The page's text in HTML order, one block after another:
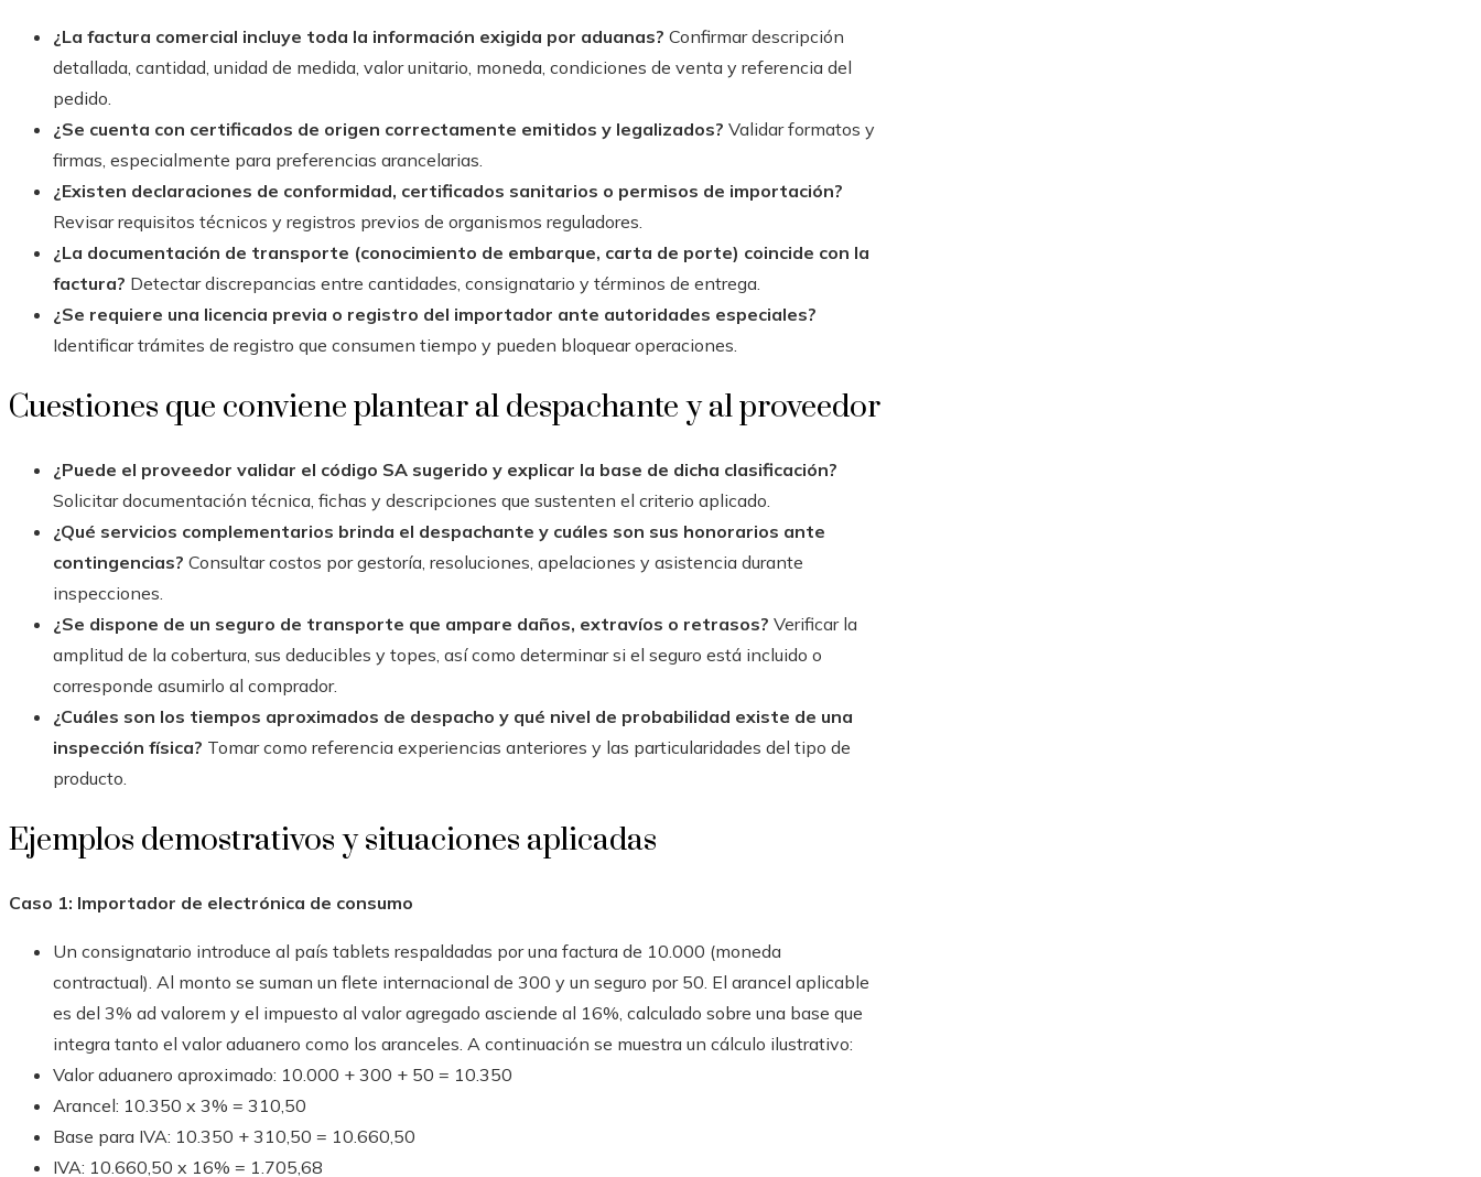
¿La factura comercial incluye toda la información exigida por aduanas? Confirmar descripción
detallada, cantidad, unidad de medida, valor unitario, moneda, condiciones de venta y referencia del
pedido.
¿Se cuenta con certificados de origen correctamente emitidos y legalizados? Validar formatos y
firmas, especialmente para preferencias arancelarias.
¿Existen declaraciones de conformidad, certificados sanitarios o permisos de importación?
Revisar requisitos técnicos y registros previos de organismos reguladores.
¿La documentación de transporte (conocimiento de embarque, carta de porte) coincide con la
factura? Detectar discrepancias entre cantidades, consignatario y términos de entrega.
¿Se requiere una licencia previa o registro del importador ante autoridades especiales?
Identificar trámites de registro que consumen tiempo y pueden bloquear operaciones.
Cuestiones que conviene plantear al despachante y al proveedor
¿Puede el proveedor validar el código SA sugerido y explicar la base de dicha clasificación?
Solicitar documentación técnica, fichas y descripciones que sustenten el criterio aplicado.
¿Qué servicios complementarios brinda el despachante y cuáles son sus honorarios ante
contingencias? Consultar costos por gestoría, resoluciones, apelaciones y asistencia durante
inspecciones.
¿Se dispone de un seguro de transporte que ampare daños, extravíos o retrasos? Verificar la
amplitud de la cobertura, sus deducibles y topes, así como determinar si el seguro está incluido o
corresponde asumirlo al comprador.
¿Cuáles son los tiempos aproximados de despacho y qué nivel de probabilidad existe de una
inspección física? Tomar como referencia experiencias anteriores y las particularidades del tipo de
producto.
Ejemplos demostrativos y situaciones aplicadas
Caso 1: Importador de electrónica de consumo
Un consignatario introduce al país tablets respaldadas por una factura de 10.000 (moneda
contractual). Al monto se suman un flete internacional de 300 y un seguro por 50. El arancel aplicable
es del 3% ad valorem y el impuesto al valor agregado asciende al 16%, calculado sobre una base que
integra tanto el valor aduanero como los aranceles. A continuación se muestra un cálculo ilustrativo:
Valor aduanero aproximado: 10.000 + 300 + 50 = 10.350
Arancel: 10.350 x 3% = 310,50
Base para IVA: 10.350 + 310,50 = 10.660,50
IVA: 10.660,50 x 16% = 1.705,68